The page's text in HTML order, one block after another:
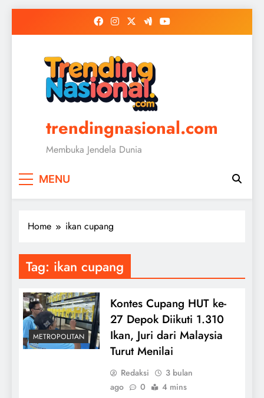
trendingnasional.com
Membuka Jendela Dunia
MENU
Home ikan cupang
Tag: ikan cupang
METROPOLITAN
Kontes Cupang HUT ke-
27 Depok Diikuti 1.310
Ikan, Juri dari Malaysia
Turut Menilai
Redaksi
3 bulan
ago
0 4 mins